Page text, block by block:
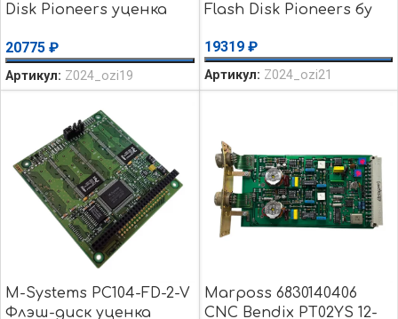
Disk Pioneers уценка
20775 ₽
Артикул: Z024_ozi19
Flash Disk Pioneers бу
19319 ₽
Артикул: Z024_ozi21
M-Systems PC104-FD-2-V
Флэш-диск уценка
Marposs 6830140406
CNC Bendix PT02YS 12-